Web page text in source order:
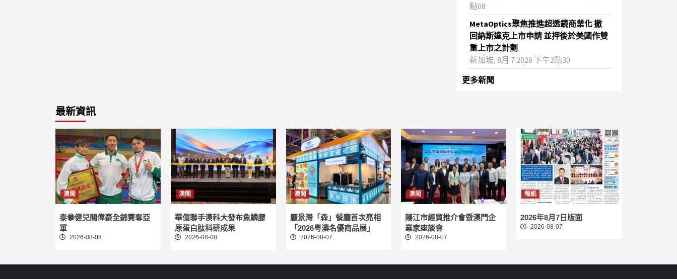
點08
MetaOptics聚焦推進超透鏡商業化 撤
回納斯達克上市申請 並押後於美國作雙
重上市之計劃
新加坡, 8月 7 2026 下午2點30
更多新聞
最新資訊
澳聞
泰拳健兒關偉豪全錦賽奪亞
軍
2026-08-08
澳聞
華億聯手澳科大發布魚鱗膠
原蛋白肽科研成果
2026-08-08
澳聞
麗景灣「森」餐廳首次亮相
「2026粵澳名優商品展」
2026-08-07
澳聞
陽江市經貿推介會暨澳門企
業家座談會
2026-08-07
報紙
2026年8月7日版面
2026-08-07